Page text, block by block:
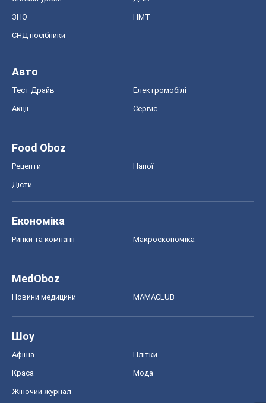
ЗНО НМТ
СНД посібники
Авто
Тест Драйв Електромобілі
Акції Сервіс
Food Oboz
Рецепти Напої
Дієти
Економіка
Ринки та компанії Макроекономіка
MedOboz
Новини медицини MAMACLUB
Шоу
Афіша Плітки
Краса Мода
Жіночий журнал